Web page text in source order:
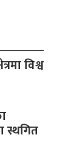
विश्व
स्थगित